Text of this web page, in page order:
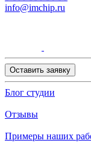
info@imchip.ru
Оставить заявку
Блог студии
Отзывы
Примеры наших